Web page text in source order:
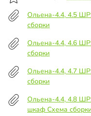
Ольена-4.4, 4.5
сборки
Ольена-4.4, 4.6
сборки
Ольена-4.4, 4.7
сборки
Ольена-4.4, 4.8
шкаф Схема